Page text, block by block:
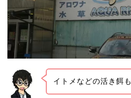
イトメなどの活き餌